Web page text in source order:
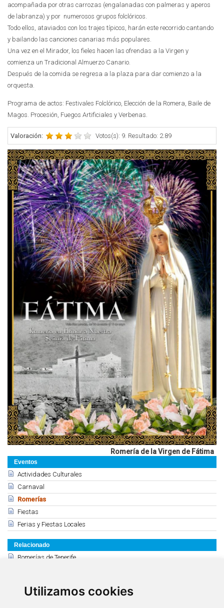
Utilizamos cookies
Eventos
Actividades Culturales
Carnaval
Romerías
Fiestas
Ferias y Fiestas Locales
Relacionado
Romerías de Tenerife
Romería de San Isidro (Los Realejos)
acompañada por otras carrozas (engalanadas con palmeras y aperos
de labranza) y por numerosos grupos folclóricos.
Todo ellos, ataviados con los trajes típicos, harán este recorrido cantando
y bailando las canciones canarias más populares.
Una vez en el Mirador, los fieles hacen las ofrendas a la Virgen y
comienza un Tradicional Almuerzo Canario.
Después de la comida se regresa a la plaza para dar comienzo a la
orquesta.
Programa de actos: Festivales Folclórico, Elección de la Romera, Baile de
Magos. Procesión, Fuegos Artificiales y Verbenas.
Valoración: Votos(s): 9. Resultado: 2.89
Romería de la Virgen de Fátima